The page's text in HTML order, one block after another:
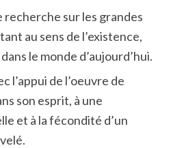
recherche sur les grandes
au sens de l’existence,
le monde d’aujourd’hui.
l’appui de l’oeuvre de
son esprit, à une
et à la fécondité d’un